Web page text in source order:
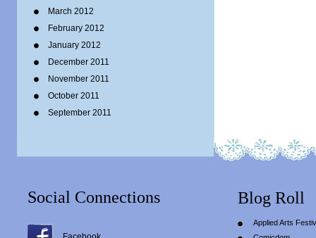
March 2012
February 2012
January 2012
December 2011
November 2011
October 2011
September 2011
Social Connections Blog Roll
Applied Arts